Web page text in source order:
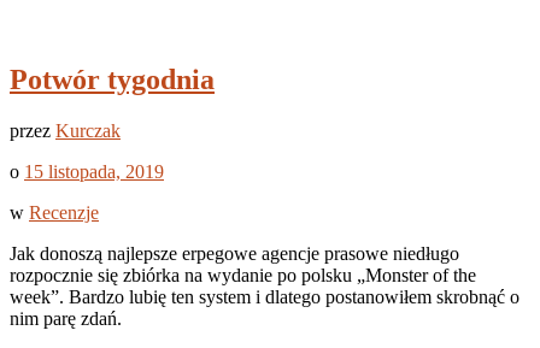
Potwór tygodnia
przez Kurczak
o 15 listopada, 2019
w Recenzje
Jak donoszą najlepsze erpegowe agencje prasowe niedługo
rozpocznie się zbiórka na wydanie po polsku „Monster of the
week”. Bardzo lubię ten system i dlatego postanowiłem skrobnąć o
nim parę zdań.